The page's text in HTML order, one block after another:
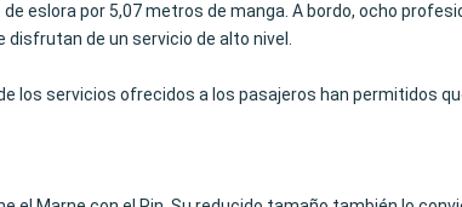
eslora por 5,07 metros de manga. A bordo, ocho
disfrutan de un servicio de alto nivel.
los servicios ofrecidos a los pasajeros han permitidos